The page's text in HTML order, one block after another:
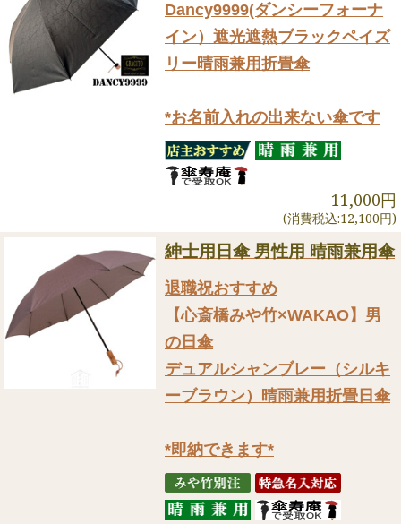
Dancy9999(ダンシーフォーナ
イン）遮光遮熱ブラックペイズ
リー晴雨兼用折畳傘
*お名前入れの出来ない傘です
11,000円
(消費税込:12,100円)
紳士用日傘 男性用 晴雨兼用傘
退職祝おすすめ
【心斎橋みや竹×WAKAO】男
の日傘
デュアルシャンブレー（シルキ
ーブラウン）晴雨兼用折畳日傘
*即納できます*